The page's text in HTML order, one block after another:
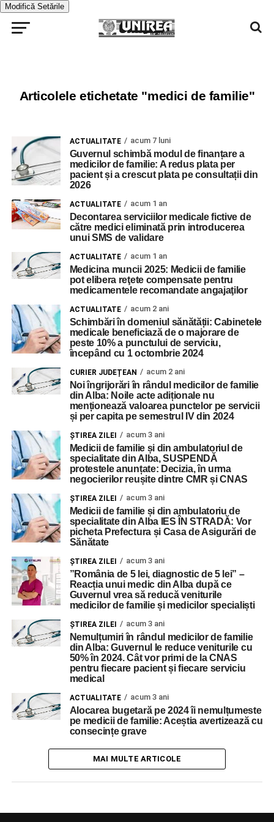
Modifică Setările
Articolele etichetate "medici de familie"
ACTUALITATE acum 7 luni
Guvernul schimbă modul de finanțare a
medicilor de familie: A redus plata per
pacient și a crescut plata pe consultații din
2026
ACTUALITATE acum 1 an
Decontarea serviciilor medicale fictive de
către medici eliminată prin introducerea
unui SMS de validare
ACTUALITATE acum 1 an
Medicina muncii 2025: Medicii de familie
pot elibera reţete compensate pentru
medicamentele recomandate angajaţilor
ACTUALITATE acum 2 ani
Schimbări în domeniul sănătății: Cabinetele
medicale beneficiază de o majorare de
peste 10% a punctului de serviciu,
începând cu 1 octombrie 2024
CURIER JUDEȚEAN acum 2 ani
Noi îngrijorări în rândul medicilor de familie
din Alba: Noile acte adiționale nu
menționează valoarea punctelor pe servicii
și per capita pe semestrul IV din 2024
ŞTIREA ZILEI acum 3 ani
Medicii de familie și din ambulatoriul de
specialitate din Alba, SUSPENDĂ
protestele anunțate: Decizia, în urma
negocierilor reușite dintre CMR și CNAS
ŞTIREA ZILEI acum 3 ani
Medicii de familie și din ambulatoriu de
specialitate din Alba IES ÎN STRADĂ: Vor
picheta Prefectura și Casa de Asigurări de
Sănătate
ŞTIREA ZILEI acum 3 ani
”România de 5 lei, diagnostic de 5 lei” –
Reacția unui medic din Alba după ce
Guvernul vrea să reducă veniturile
medicilor de familie și medicilor specialiști
ŞTIREA ZILEI acum 3 ani
Nemulțumiri în rândul medicilor de familie
din Alba: Guvernul le reduce veniturile cu
50% în 2024. Cât vor primi de la CNAS
pentru fiecare pacient și fiecare serviciu
medical
ACTUALITATE acum 3 ani
Alocarea bugetară pe 2024 îi nemulțumeste
pe medicii de familie: Aceștia avertizează cu
consecințe grave
MAI MULTE ARTICOLE